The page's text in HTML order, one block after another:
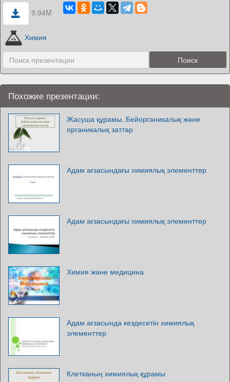
9.94M
Химия
Похожие презентации:
Жасуша құрамы. Бейорганикалық және
органикалық заттар
Адам ағзасындағы химиялық элементтер
Адам ағзасындағы химиялық элементтер
Химия және медицина
Адам ағзасында кездесетін химиялық
элементтер
Клетканың химиялық құрамы